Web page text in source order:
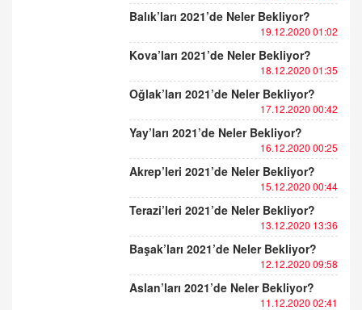
Balık’ları 2021’de Neler Bekliyor?
19.12.2020 01:02
Kova’ları 2021’de Neler Bekliyor?
18.12.2020 01:35
Oğlak’ları 2021’de Neler Bekliyor?
17.12.2020 00:42
Yay’ları 2021’de Neler Bekliyor?
16.12.2020 00:25
Akrep’leri 2021’de Neler Bekliyor?
15.12.2020 00:44
Terazi’leri 2021’de Neler Bekliyor?
13.12.2020 13:36
Başak’ları 2021’de Neler Bekliyor?
12.12.2020 09:58
Aslan’ları 2021’de Neler Bekliyor?
11.12.2020 02:41